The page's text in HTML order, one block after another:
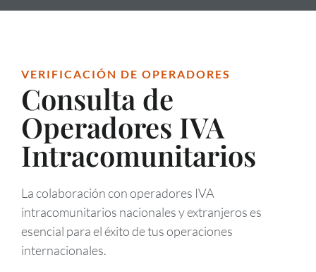
VERIFICACIÓN DE OPERADORES
Consulta de
Operadores IVA
Intracomunitarios
La colaboración con operadores IVA
intracomunitarios nacionales y extranjeros es
esencial para el éxito de tus operaciones
internacionales.